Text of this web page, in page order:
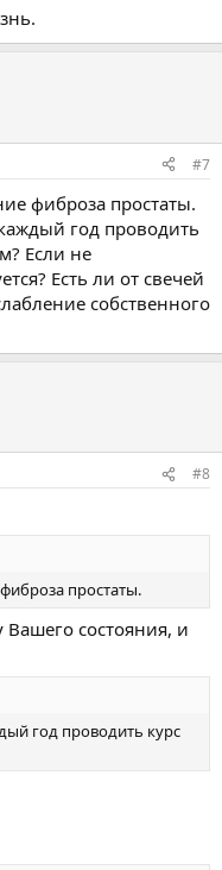
#7
фиброза простаты.
год проводить
Если не
Есть ли от свечей
собственного
#8
простаты.
состояния, и
год проводить курс